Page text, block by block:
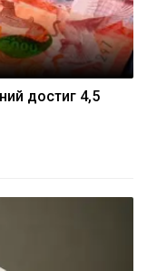
достиг 4,5